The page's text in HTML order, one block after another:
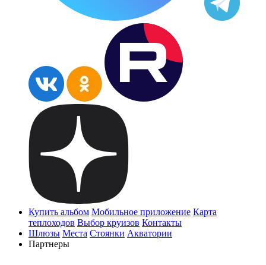
Купить альбом Мобильное приложение Карта
теплоходов Выбор круизов Контакты
Шлюзы Места Стоянки Акватории
Партнеры